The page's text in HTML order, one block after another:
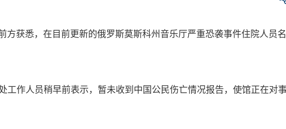
方获悉，在目前更新的俄罗斯莫斯科州音乐厅严重恐袭事件住院人员名
工作人员稍早前表示，暂未收到中国公民伤亡情况报告，使馆正在对